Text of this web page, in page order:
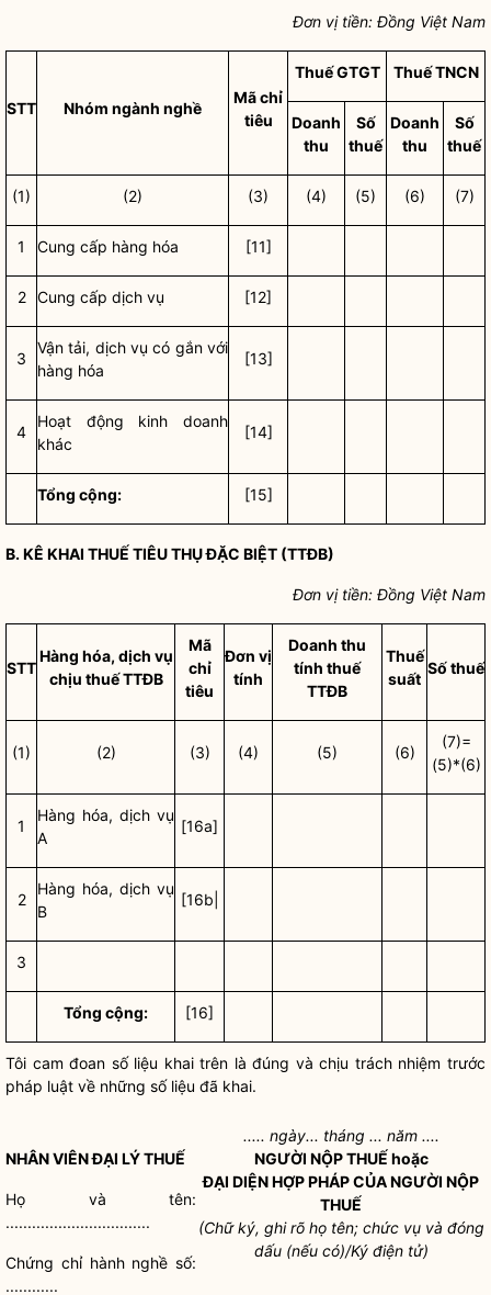
Đơn vị tiền: Đồng Việt Nam
STT Nhóm ngành nghề
Mã chỉ
tiêu
Thuế GTGT Thuế TNCN
Doanh
thu
Số
thuế
Doanh
thu
Số
thuế
(1) (2) (3) (4) (5) (6) (7)
1 Cung cấp hàng hóa [11]
2 Cung cấp dịch vụ [12]
3
Vận tải, dịch vụ có gắn với
hàng hóa
[13]
4
Hoạt động kinh doanh
khác
[14]
Tổng cộng: [15]
B. KÊ KHAI THUẾ TIÊU THỤ ĐẶC BIỆT (TTĐB)
Đơn vị tiền: Đồng Việt Nam
STT
Hàng hóa, dịch vụ
chịu thuế TTĐB
Mã
chỉ
tiêu
Đơn vị
tính
Doanh thu
tính thuế
TTĐB
Thuế
suất
Số thuế
(1) (2) (3) (4) (5) (6)
(7)=
(5)*(6)
1
Hàng hóa, dịch vụ
A
[16a]
2
Hàng hóa, dịch vụ
B
[16b|
3
Tổng cộng: [16]
Tôi cam đoan số liệu khai trên là đúng và chịu trách nhiệm trước
pháp luật về những số liệu đã khai.
NHÂN VIÊN ĐẠI LÝ THUẾ
Họ và tên:
.................................
Chứng chỉ hành nghề số:
............
..... ngày... tháng ... năm ....
NGƯỜI NỘP THUẾ hoặc
ĐẠI DIỆNHỢP PHÁPCỦA NGƯỜI NỘP
THUẾ
(Chữ ký, ghi rõ họ tên; chức vụ và đóng
dấu (nếu có)/Ký điện tử)